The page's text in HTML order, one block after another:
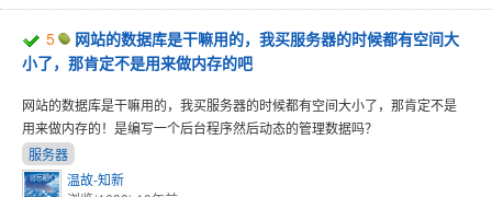
5
网站的数据库是干嘛用的，我买服务器的时候都有空间大
小了，那肯定不是用来做内存的吧
网站的数据库是干嘛用的，我买服务器的时候都有空间大小了，那肯定不是
用来做内存的！是编写一个后台程序然后动态的管理数据吗？
服务器
温故-知新